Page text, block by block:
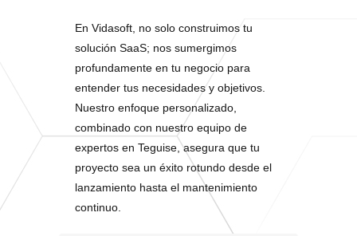
En Vidasoft, no solo construimos tu
solución SaaS; nos sumergimos
profundamente en tu negocio para
entender tus necesidades y objetivos.
Nuestro enfoque personalizado,
combinado con nuestro equipo de
expertos en Teguise, asegura que tu
proyecto sea un éxito rotundo desde el
lanzamiento hasta el mantenimiento
continuo.